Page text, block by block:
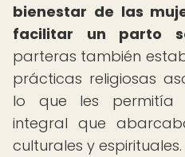
bienestar de las
facilitar un parto
parteras también
prácticas religiosas
lo que les permitía
integral que
culturales y espirituales.